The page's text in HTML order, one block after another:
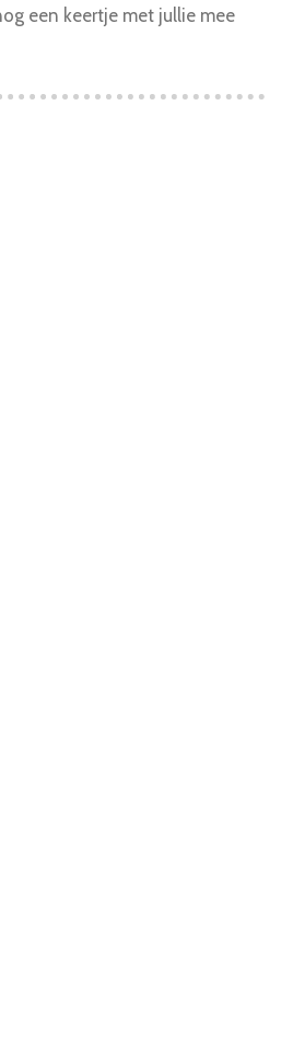
een keertje met jullie mee